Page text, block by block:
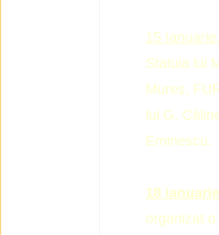
15
Statuia lui
Mureș,
lui G.
Eminescu.
18
organizat